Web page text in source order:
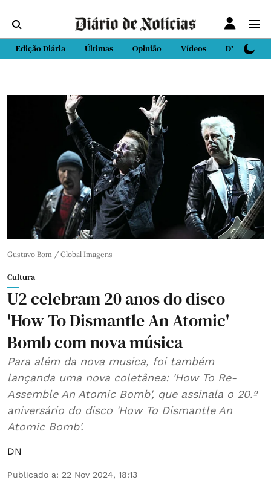
Edição Diária Últimas Opinião Vídeos DN Sport
Gustavo Bom / Global Imagens
Cultura
U2 celebram 20 anos do disco
'How To Dismantle An Atomic'
Bomb com nova música
Para além da nova musica, foi também
lançanda uma nova coletânea: 'How To Re-
Assemble An Atomic Bomb', que assinala o 20.º
aniversário do disco 'How To Dismantle An
Atomic Bomb'.
DN
Publicado a: 22 Nov 2024, 18:13